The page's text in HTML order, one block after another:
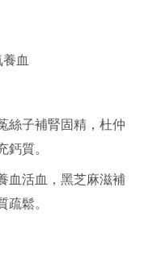
血
絲子補腎固精，杜仲
質。
血活血，黑芝麻滋補
鬆。